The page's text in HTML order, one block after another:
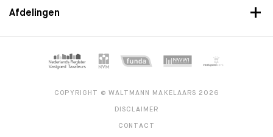
Afdelingen
COPYRIGHT © WALTMANN MAKELAARS 2026
DISCLAIMER
CONTACT